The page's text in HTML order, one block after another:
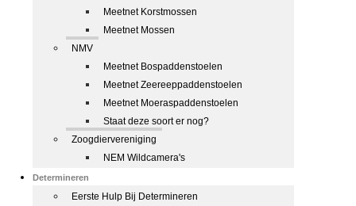
Meetnet Korstmossen
Meetnet Mossen
NMV
Meetnet Bospaddenstoelen
Meetnet Zeereeppaddenstoelen
Meetnet Moeraspaddenstoelen
Staat deze soort er nog?
Zoogdiervereniging
NEM Wildcamera's
Determineren
Eerste Hulp Bij Determineren